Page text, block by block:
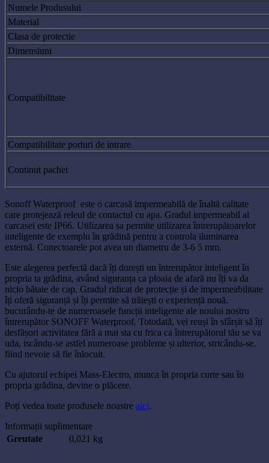
Numele Produsului
Material
Clasa de protectie
Dimensiuni
Compatibilitate
Compatibilitate porturi de intrare
Continut pachet
Sonoff Waterproof este o carcasă impermeabilă de înaltă calitate
care protejează releul de contactul cu apa. Gradul impermeabil al
carcasei este IP66. Utilizarea sa permite utilizarea întrerupătoarelor
inteligente de exemplu în grădină pentru a controla iluminarea
externă. Conectoarele pot avea un diametru de 3-6 5 mm.
Este alegerea perfectă dacă îți dorești un întrerupător inteligent în
propria ta grădina, având siguranța ca ploaia de afară nu îți va da
nicio bătaie de cap. Gradul ridicat de protecție și de impermeabilitate
îți oferă siguranță și îți permite să trăiești o experiență nouă.
bucurându-te de numeroasele funcții inteligente ale noului nostru
întrerupător SONOFF Waterproof. Totodată, vei reuși în sfârșit să îți
desfășori activitatea fără a mai sta cu frica ca întrerupătorul tău se va
uda, iscându-se astfel numeroase probleme și ulterior, stricându-se.
fiind nevoie să fie înlocuit.
Cu ajutorul echipei Mass-Electro, munca în propria curte sau în
propria grădina, devine o plăcere.
Poți vedea toate produsele noastre aici.
Informații suplimentare
Greutate
0,021 kg